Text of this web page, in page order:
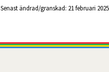
Senast ändrad/granskad: 21 februari 2025